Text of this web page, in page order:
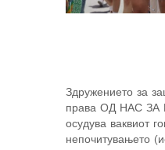
Здружението за
права ОД НАС ЗА
осудува ваквиот
непочитувањето